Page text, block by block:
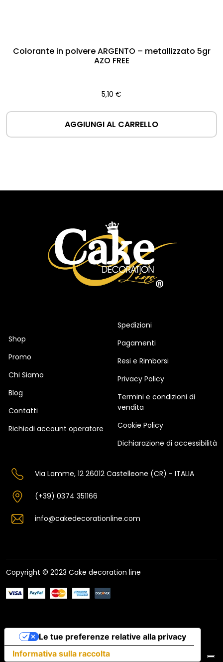
Colorante in polvere ARGENTO – metallizzato 5gr
AZO FREE
5,10 €
AGGIUNGI AL CARRELLO
Shop
Promo
Chi Siamo
Blog
Contatti
Richiedi account operatore
Spedizioni
Pagamenti
Resi e Rimborsi
Privacy Policy
Termini e condizioni di
vendita
Cookie Policy
Dichiarazione di accessibilità
Via Lamme, 12 26012 Castelleone (CR) - ITALIA
(+39) 0374 351166
info@cakedecorationline.com
Copyright © 2023 Cake decoration line
Informativa sulla raccolta
Le tue preferenze relative alla privacy